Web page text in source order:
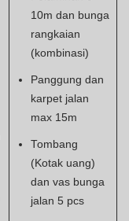
10m dan bunga
rangkaian
(kombinasi)
Panggung dan
karpet jalan
max 15m
Tombang
(Kotak uang)
dan vas bunga
jalan 5 pcs